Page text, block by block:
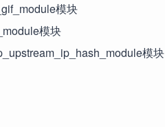
模块
模块
模块